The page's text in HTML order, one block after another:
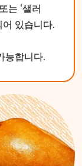
는 ‘샐러
있습니다.
능합니다.